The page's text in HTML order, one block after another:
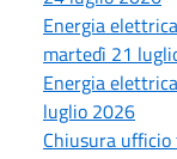
Energia
martedì 21
Energia
luglio 2026
Chiusura